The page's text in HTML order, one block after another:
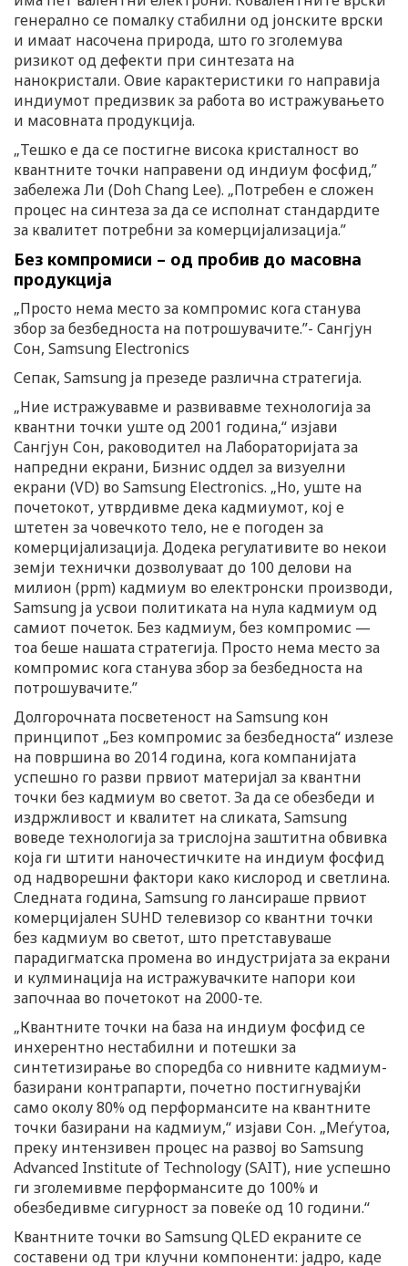
генерално се помалку стабилни од јонските врски
и имаат насочена природа, што го зголемува
ризикот од дефекти при синтезата на
нанокристали. Овие карактеристики го направија
индиумот предизвик за работа во истражувањето
и масовната продукција.
„Тешко е да се постигне висока кристалност во
квантните точки направени од индиум фосфид,”
забележа Ли (Doh Chang Lee). „Потребен е сложен
процес на синтеза за да се исполнат стандардите
за квалитет потребни за комерцијализација.”
Без компромиси – од пробив до масовна
продукција
„Просто нема место за компромис кога станува
збор за безбедноста на потрошувачите.”- Сангјун
Сон, Samsung Electronics
Сепак, Samsung ја презеде различна стратегија.
„Ние истражувавме и развивавме технологија за
квантни точки уште од 2001 година,“ изјави
Сангјун Сон, раководител на Лабораторијата за
напредни екрани, Бизнис оддел за визуелни
екрани (VD) во Samsung Electronics. „Но, уште на
почетокот, утврдивме дека кадмиумот, кој е
штетен за човечкото тело, не е погоден за
комерцијализација. Додека регулативите во некои
земји технички дозволуваат до 100 делови на
милион (ppm) кадмиум во електронски производи,
Samsung ја усвои политиката на нула кадмиум од
самиот почеток. Без кадмиум, без компромис —
тоа беше нашата стратегија. Просто нема место за
компромис кога станува збор за безбедноста на
потрошувачите.”
Долгорочната посветеност на Samsung кон
принципот „Без компромис за безбедноста“ излезе
на површина во 2014 година, кога компанијата
успешно го разви првиот материјал за квантни
точки без кадмиум во светот. За да се обезбеди и
издржливост и квалитет на сликата, Samsung
воведе технологија за трислојна заштитна обвивка
која ги штити наночестичките на индиум фосфид
од надворешни фактори како кислород и светлина.
Следната година, Samsung го лансираше првиот
комерцијален SUHD телевизор со квантни точки
без кадмиум во светот, што претставуваше
парадигматска промена во индустријата за екрани
и кулминација на истражувачките напори кои
започнаа во почетокот на 2000-те.
„Квантните точки на база на индиум фосфид се
инхерентно нестабилни и потешки за
синтетизирање во споредба со нивните кадмиум-
базирани контрапарти, почетно постигнувајќи
само околу 80% од перформансите на квантните
точки базирани на кадмиум,“ изјави Сон. „Меѓутоа,
преку интензивен процес на развој во Samsung
Advanced Institute of Technology (SAIT), ние успешно
ги зголемивме перформансите до 100% и
обезбедивме сигурност за повеќе од 10 години.“
Квантните точки во Samsung QLED екраните се
составени од три клучни компоненти: јадро, каде